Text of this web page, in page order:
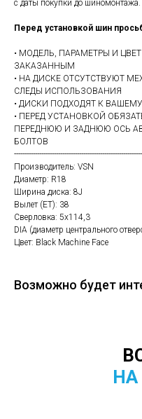
с даты покупки до шиномонтажа.
Перед установкой шин
• МОДЕЛЬ, ПАРАМЕТРЫ И
ЗАКАЗАННЫМ
• НА ДИСКЕ ОТСУТСТВУЮТ
СЛЕДЫ ИСПОЛЬЗОВАНИЯ
• ДИСКИ ПОДХОДЯТ К
• ПЕРЕД УСТАНОВКОЙ
ПЕРЕДНЮЮ И ЗАДНЮЮ ОСЬ
БОЛТОВ
Производитель: VSN
Диаметр: R18
Ширина диска: 8J
Вылет (ET): 38
Сверловка: 5х114,3
DIA (диаметр центрального
Цвет: Black Machine Face
Возможно будет
НА